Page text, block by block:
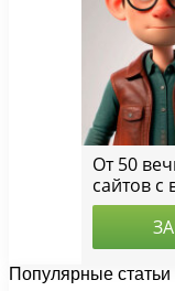
Популярные статьи